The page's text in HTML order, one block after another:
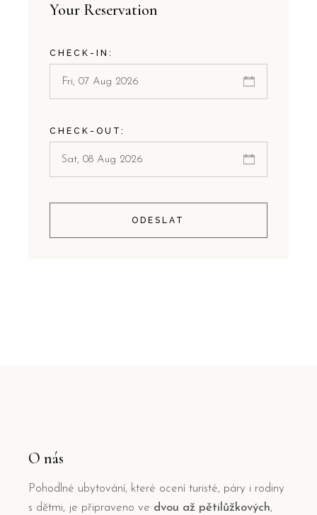
Your Reservation
CHECK-IN:
CHECK-OUT:
ODESLAT
O nás
Pohodlné ubytování, které ocení turisté, páry i rodiny
s dětmi, je připraveno ve dvou až pětilůžkových,